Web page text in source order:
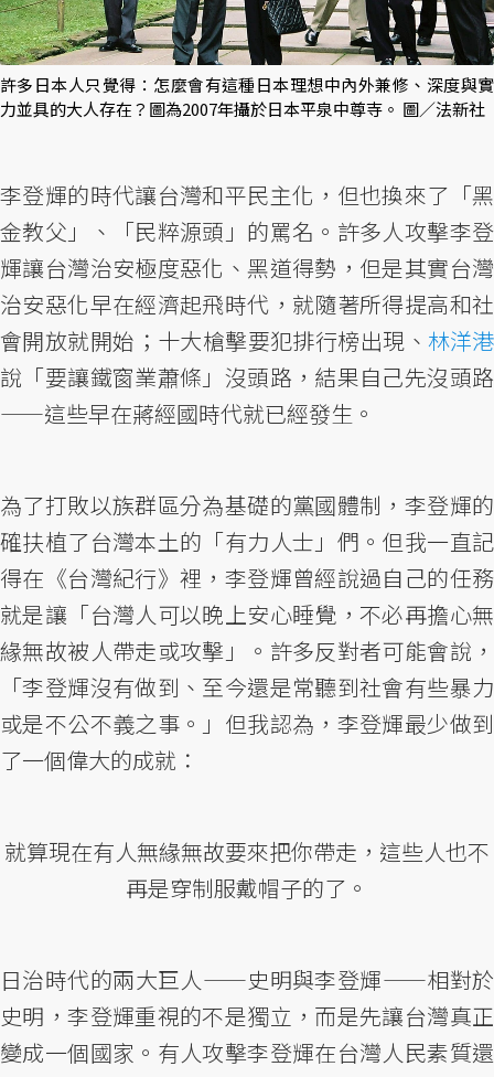
許多日本人只覺得：怎麼會有這種日本理想中內外兼修、深度與實
力並具的大人存在？圖為2007年攝於日本平泉中尊寺。 圖／法新社
李登輝的時代讓台灣和平民主化，但也換來了「黑
金教父」、「民粹源頭」的罵名。許多人攻擊李登
輝讓台灣治安極度惡化、黑道得勢，但是其實台灣
治安惡化早在經濟起飛時代，就隨著所得提高和社
會開放就開始；十大槍擊要犯排行榜出現、 林洋港
說「要讓鐵窗業蕭條」沒頭路，結果自己先沒頭路
——這些早在蔣經國時代就已經發生。
為了打敗以族群區分為基礎的黨國體制，李登輝的
確扶植了台灣本土的「有力人士」們。但我一直記
得在《台灣紀行》裡，李登輝曾經說過自己的任務
就是讓「台灣人可以晚上安心睡覺，不必再擔心無
緣無故被人帶走或攻擊」。許多反對者可能會說，
「李登輝沒有做到、至今還是常聽到社會有些暴力
或是不公不義之事。」但我認為，李登輝最少做到
了一個偉大的成就：
就算現在有人無緣無故要來把你帶走，這些人也不
再是穿制服戴帽子的了。
日治時代的兩大巨人——史明與李登輝——相對於
史明，李登輝重視的不是獨立，而是先讓台灣真正
變成一個國家。有人攻擊李登輝在台灣人民素質還